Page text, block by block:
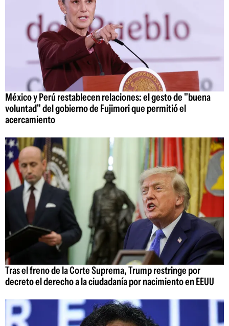
México y Perú restablecen relaciones: el gesto de "buena
voluntad" del gobierno de Fujimori que permitió el
acercamiento
Tras el freno de la Corte Suprema, Trump restringe por
decreto el derecho a la ciudadanía por nacimiento en EEUU